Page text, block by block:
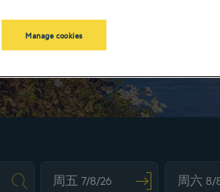
Manage cookies